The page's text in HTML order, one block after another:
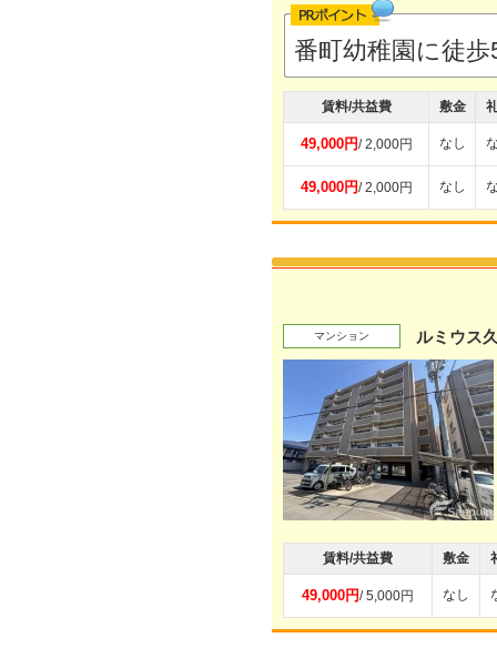
番町幼稚園に徒
賃料/共益費 敷金
49,000円/ 2,000円 なし
49,000円/ 2,000円 なし
マンション ルミウス
賃料/共益費 敷金
49,000円/ 5,000円 なし